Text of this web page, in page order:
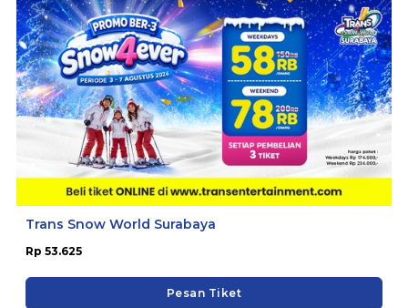
Trans Snow World Surabaya
Rp 53.625
Pesan Tiket